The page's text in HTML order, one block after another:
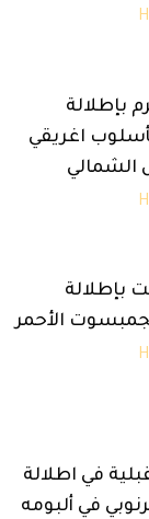
بإطلالة
اغريقي
الشمالي
بإطلالة
الأحمر
في اطلالة
في ألبومه